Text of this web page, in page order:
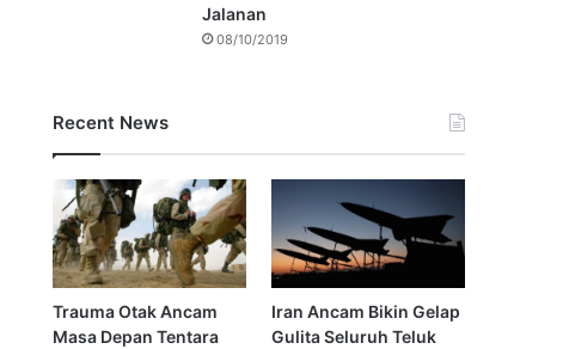
Jalanan
08/10/2019
Recent News
Trauma Otak Ancam
Masa Depan Tentara
Iran Ancam Bikin Gelap
Gulita Seluruh Teluk